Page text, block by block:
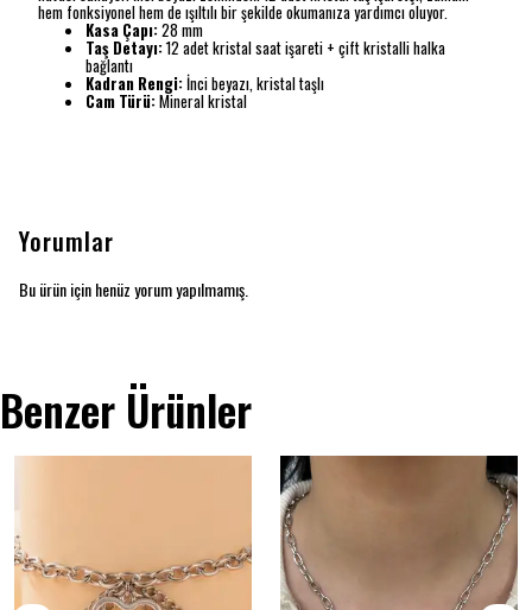
hem fonksiyonel hem de ışıltılı bir şekilde okumanıza yardımcı oluyor.
Kasa Çapı:28 mm
Taş Detayı:12 adet kristal saat işareti + çift kristalli halka
bağlantı
Kadran Rengi: İnci beyazı, kristal taşlı
Cam Türü:Mineral kristal
Yorumlar
Bu ürün için henüz yorum yapılmamış.
Benzer Ürünler